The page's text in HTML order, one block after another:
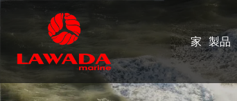
家 製品